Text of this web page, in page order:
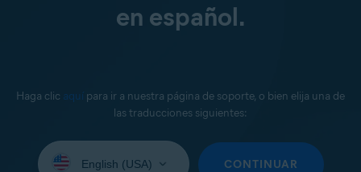
en español.
Haga clic aquí para ir a nuestra página de soporte, o bien elija una de
las traducciones siguientes:
su
CONTINUAR